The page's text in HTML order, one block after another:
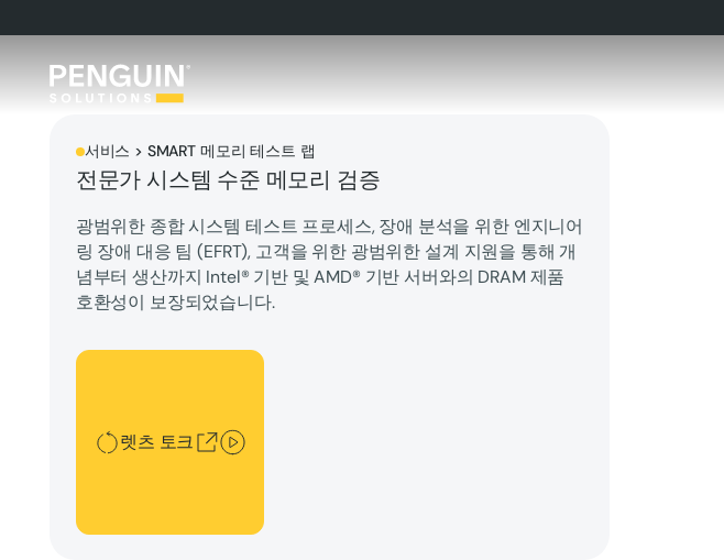
서비스 > SMART 메모리 테스트 랩
전문가 시스템 수준 메모리 검증
광범위한 종합 시스템 테스트 프로세스, 장애 분석을 위한 엔지니어
링 장애 대응 팀 (EFRT), 고객을 위한 광범위한 설계 지원을 통해 개
념부터 생산까지 Intel® 기반 및 AMD® 기반 서버와의 DRAM 제품
호환성이 보장되었습니다.
렛츠 토크
렛츠 토크